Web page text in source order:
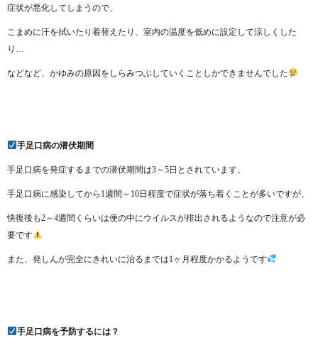
症状が悪化してしまうので、
こまめに汗を拭いたり着替えたり、室内の温度を低めに設定して涼しくした
り…
などなど、かゆみの原因をしらみつぶしていくことしかできませんでした
手足口病の潜伏期間
手足口病を発症するまでの潜伏期間は3～5日とされています。
手足口病に感染してから1週間～10日程度で症状が落ち着くことが多いですが、
快復後も2～4週間くらいは便の中にウイルスが排出されるようなので注意が必
要です
また、発しんが完全にきれいに治るまでは1ヶ月程度かかるようです
手足口病を予防するには？